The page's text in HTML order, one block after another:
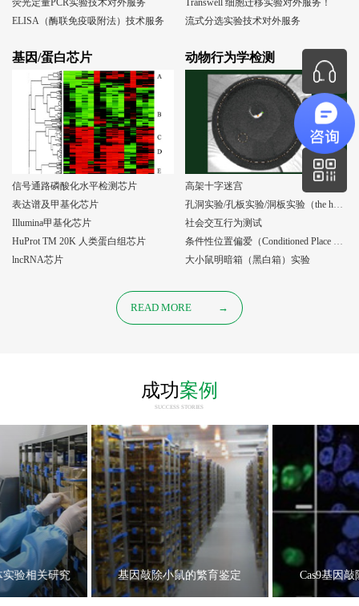
荧光定量PCR实验技术对外服务
ELISA（酶联免疫吸附法）技术服务
Transwell 细胞迁移实验对外服务！
流式分选实验技术对外服务
基因/蛋白芯片
信号通路磷酸化水平检测芯片
表达谱及甲基化芯片
Illumina甲基化芯片
HuProt TM 20K 人类蛋白组芯片
lncRNA芯片
动物行为学检测
高架十字迷宫
孔洞实验/孔板实验/洞板实验（the holeboard test）
社会交互行为测试
条件性位置偏爱（Conditioned Place Preference, CPP）实验
大小鼠明暗箱（黑白箱）实验
READ MORE →
成功案例
SUCCESS STORIES
实验相关研究 基因敲除小鼠的繁育鉴定 Cas9基因